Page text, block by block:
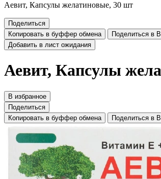
Аевит, Капсулы желатиновые, 30 шт
Поделиться
Копировать в буффер обмена
Поделиться в
Добавить в лист ожидания
Аевит, Капсулы
В избранное
Поделиться
Копировать в буффер обмена
Поделиться в